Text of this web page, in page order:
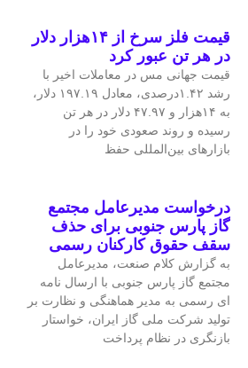
قیمت فلز سرخ از ۱۴هزار دلار
در هر تن عبور کرد
قیمت جهانی مس در معاملات اخیر با
رشد ۱.۴۲درصدی، معادل ۱۹۷.۱۹ دلار،
به ۱۴هزار و ۴۷.۹۷ دلار در هر تن
رسیده و روند صعودی خود را در
بازارهای بین‌المللی حفظ
درخواست مدیرعامل مجتمع
گاز پارس جنوبی برای حذف
سقف حقوق کارکنان رسمی
به گزارش کلام صنعت، مدیرعامل
مجتمع گاز پارس جنوبی با ارسال نامه
ای رسمی به مدیر هماهنگی و نظارت بر
تولید شرکت ملی گاز ایران، خواستار
بازنگری در نظام پرداخت